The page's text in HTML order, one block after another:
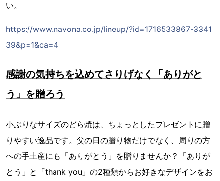
い。
https://www.navona.co.jp/lineup/?id=1716533867-3341
39&p=1&ca=4
感謝の気持ちを込めてさりげなく「ありがと
う」を贈ろう
小ぶりなサイズのどら焼は、ちょっとしたプレゼントに贈
りやすい逸品です。父の日の贈り物だけでなく、周りの方
への手土産にも「ありがとう」を贈りませんか？「ありが
とう」と「thank you」の2種類からお好きなデザインをお